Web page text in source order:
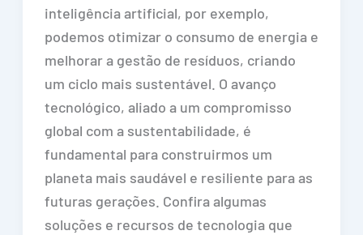
inteligência artificial, por exemplo,
podemos otimizar o consumo de energia e
melhorar a gestão de resíduos, criando
um ciclo mais sustentável. O avanço
tecnológico, aliado a um compromisso
global com a sustentabilidade, é
fundamental para construirmos um
planeta mais saudável e resiliente para as
futuras gerações. Confira algumas
soluções e recursos de tecnologia que